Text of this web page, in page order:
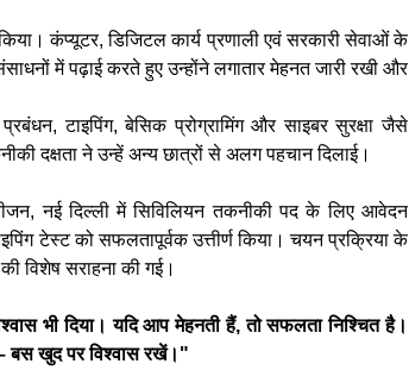
कंप्यूटर, डिजिटल कार्य प्रणाली एवं सरकारी सेवाओं के
में पढ़ाई करते हुए उन्होंने लगातार मेहनत जारी रखी और
टाइपिंग, बेसिक प्रोग्रामिंग और साइबर सुरक्षा जैसे
दक्षता ने उन्हें अन्य छात्रों से अलग पहचान दिलाई।
नई दिल्ली में सिविलियन तकनीकी पद के लिए आवेदन
टेस्ट को सफलतापूर्वक उत्तीर्ण किया। चयन प्रक्रिया के
विशेष सराहना की गई।
भी दिया। यदि आप मेहनती हैं, तो सफलता निश्चित है।
– बस खुद पर विश्वास रखें।"